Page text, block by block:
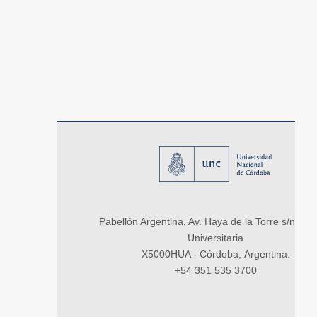
Pabellón Argentina, Av. Haya de la Torre s/n,
Universitaria
X5000HUA - Córdoba, Argentina.
+54 351 535 3700